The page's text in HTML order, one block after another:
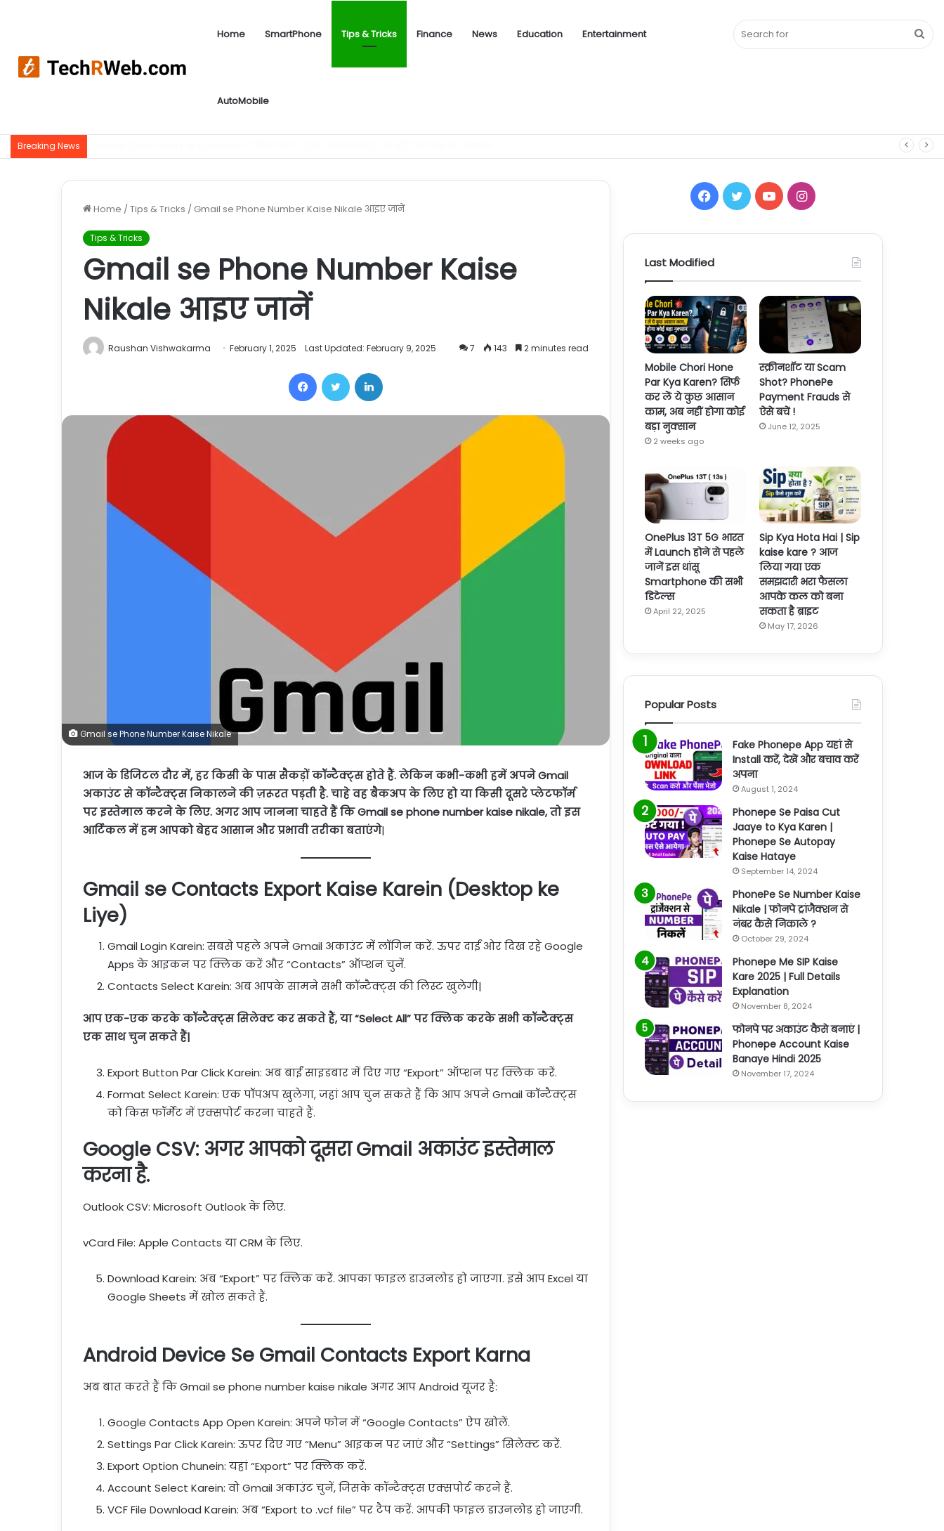
Home SmartPhone Tips & Tricks Finance News Education Entertainment
AutoMobile
Breaking News
Home /Tips & Tricks / Gmail se Phone Number Kaise Nikale आइए जानें
Tips & Tricks
Gmail se Phone Number Kaise
Nikale आइए जानें
Raushan Vishwakarma February 1, 2025 Last Updated: February 9, 2025 7 143 2 minutes read
FacebookTwitter
Gmail se Phone Number Kaise Nikale
आज के डिजिटल दौर में, हर किसी के पास सैकड़ों कॉन्टैक्ट्स होते हैं. लेकिन कभी-कभी हमें अपने Gmail
अकाउंट से कॉन्टैक्ट्स निकालने की ज़रूरत पड़ती है. चाहे वह बैकअप के लिए हो या किसी दूसरे प्लेटफॉर्म
पर इस्तेमाल करने के लिए. अगर आप जानना चाहते हैं कि Gmail se phone number kaise nikale, तो इस
आर्टिकल में हम आपको बेहद आसान और प्रभावी तरीका बताएंगे|
Gmail se Contacts Export Kaise Karein (Desktop ke
Liye)
Gmail Login Karein: सबसे पहले अपने Gmail अकाउंट में लॉगिन करें. ऊपर दाईं ओर दिख रहे Google
Apps के आइकन पर क्लिक करें और “Contacts” ऑप्शन चुनें.
Contacts Select Karein: अब आपके सामने सभी कॉन्टैक्ट्स की लिस्ट खुलेगी|
आप एक-एक करके कॉन्टैक्ट्स सिलेक्ट कर सकते हैं, या “Select All” पर क्लिक करके सभी कॉन्टैक्ट्स
एक साथ चुन सकते हैं|
Export Button Par Click Karein: अब बाईं साइडबार में दिए गए “Export” ऑप्शन पर क्लिक करें.
Format Select Karein: एक पॉपअप खुलेगा, जहां आप चुन सकते हैं कि आप अपने Gmail कॉन्टैक्ट्स
को किस फॉर्मेट में एक्सपोर्ट करना चाहते हैं.
Google CSV: अगर आपको दूसरा Gmail अकाउंट इस्तेमाल
करना है.
Outlook CSV: Microsoft Outlook के लिए.
vCard File: Apple Contacts या CRM के लिए.
Download Karein: अब “Export” पर क्लिक करें. आपका फाइल डाउनलोड हो जाएगा. इसे आप Excel या
Google Sheets में खोल सकते हैं.
Android Device Se Gmail Contacts Export Karna
अब बात करते हैं कि Gmail se phone number kaise nikale अगर आप Android यूजर हैं:
Google Contacts App Open Karein: अपने फोन में “Google Contacts” ऐप खोलें.
Settings Par Click Karein: ऊपर दिए गए “Menu” आइकन पर जाएं और “Settings” सिलेक्ट करें.
Export Option Chunein: यहां “Export” पर क्लिक करें.
Account Select Karein: वो Gmail अकाउंट चुनें, जिसके कॉन्टैक्ट्स एक्सपोर्ट करने हैं.
VCF File Download Karein: अब “Export to .vcf file” पर टैप करें. आपकी फाइल डाउनलोड हो जाएगी.
Facebook
TwitterYouTubeInstagram
Last Modified
Mobile Chori Hone
Par Kya Karen? सिर्फ
कर लें ये कुछ आसान
काम, अब नहीं होगा कोई
बड़ा नुक्सान
2 weeks ago
स्क्रीनशॉट या Scam
Shot? PhonePe
Payment Frauds से
ऐसे बचें !
June 12, 2025
OnePlus 13T 5G भारत
में Launch होने से पहले
जानें इस धांसू
Smartphone की सभी
डिटेल्स
April 22, 2025
Sip Kya Hota Hai | Sip
kaise kare ? आज
लिया गया एक
समझदारी भरा फैसला
आपके कल को बना
सकता है ब्राइट
May 17, 2026
Popular Posts
Fake Phonepe App यहां से
Install करें, देखें और बचाव करें
अपना
August 1, 2024
Phonepe Se Paisa Cut
Jaaye to Kya Karen |
Phonepe Se Autopay
Kaise Hataye
September 14, 2024
PhonePe Se Number Kaise
Nikale | फोनपे ट्रांजैक्शन से
नंबर कैसे निकाले ?
October 29, 2024
Phonepe Me SIP Kaise
Kare 2025 | Full Details
Explanation
November 8, 2024
फोनपे पर अकाउंट कैसे बनाएं |
Phonepe Account Kaise
Banaye Hindi 2025
November 17, 2024